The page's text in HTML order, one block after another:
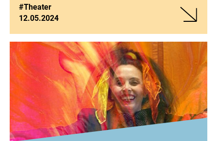
#Theater
12.05.2024
Kultur
picknickt:
Wald
sind
keine
Räuber